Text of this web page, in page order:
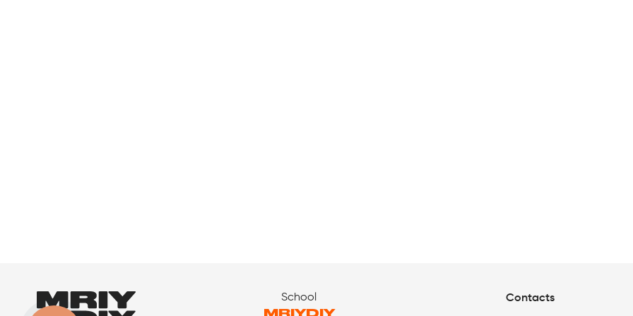
School
MRIYDIY
Contacts